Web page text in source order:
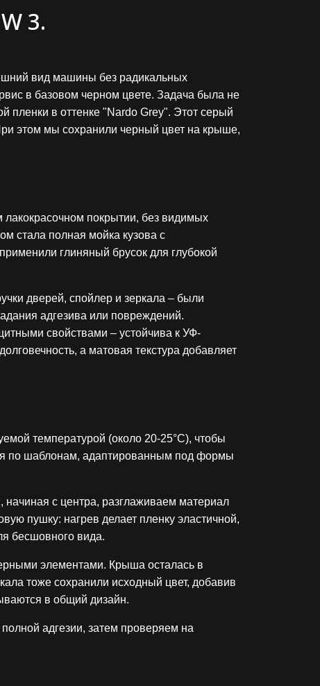
3.
вид машины без радикальных
в базовом черном цвете. Задача была не
в оттенке "Nardo Grey". Этот серый
этом мы сохранили черный цвет на крыше,
лакокрасочном покрытии, без видимых
стала полная мойка кузова с
глиняный брусок для глубокой
дверей, спойлер и зеркала – были
адгезива или повреждений.
свойствами – устойчива к УФ-
а матовая текстура добавляет
температурой (около 20-25°C), чтобы
по шаблонам, адаптированным под формы
с центра, разглаживаем материал
пушку: нагрев делает пленку эластичной,
бесшовного вида.
элементами. Крыша осталась в
тоже сохранили исходный цвет, добавив
в общий дизайн.
адгезии, затем проверяем на